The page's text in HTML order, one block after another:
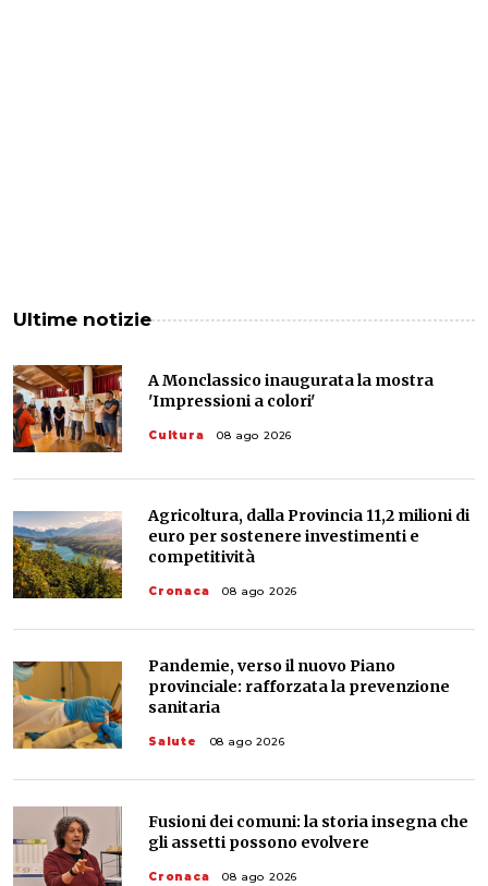
Ultime notizie
A Monclassico inaugurata la mostra
'Impressioni a colori'
Cultura 08 ago 2026
Agricoltura, dalla Provincia 11,2 milioni di
euro per sostenere investimenti e
competitività
Cronaca 08 ago 2026
Pandemie, verso il nuovo Piano
provinciale: rafforzata la prevenzione
sanitaria
Salute 08 ago 2026
Fusioni dei comuni: la storia insegna che
gli assetti possono evolvere
Cronaca 08 ago 2026